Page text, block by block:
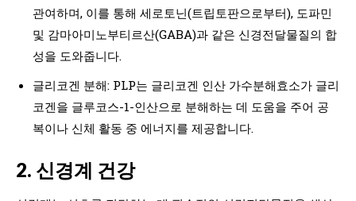
관여하며, 이를 통해 세로토닌(트립토판으로부터), 도파민
및 감마아미노부티르산(GABA)과 같은 신경전달물질의 합
성을 도와줍니다.
글리코겐 분해: PLP는 글리코겐 인산 가수분해효소가 글리
코겐을 글루코스-1-인산으로 분해하는 데 도움을 주어 공
복이나 신체 활동 중 에너지를 제공합니다.
2. 신경계 건강